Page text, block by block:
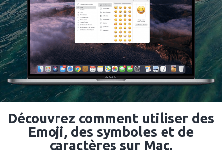
Découvrez comment utiliser des
Emoji, des symboles et de
caractères sur Mac.